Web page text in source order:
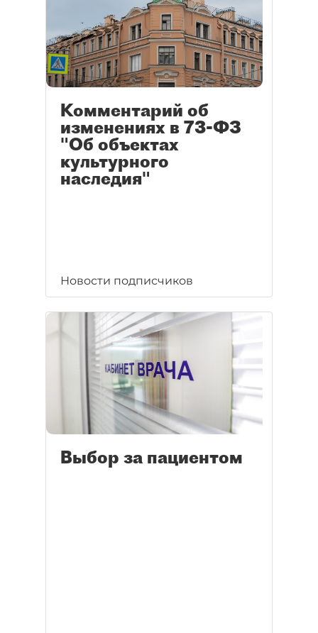
Комментарий об
изменениях в 73-ФЗ
"Об объектах
культурного
наследия"
Новости подписчиков
Выбор за пациентом